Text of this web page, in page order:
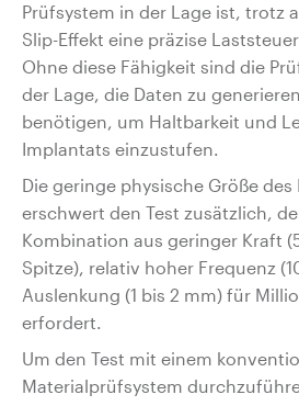
Prüfsystem in der Lage ist, trotz
Slip-Effekt eine präzise
Ohne diese Fähigkeit sind die
der Lage, die Daten zu
benötigen, um Haltbarkeit und
Implantats einzustufen.
Die geringe physische Größe
erschwert den Test zusätzlich,
Kombination aus geringer Kraft
Spitze), relativ hoher Frequenz
Auslenkung (1 bis 2 mm) für
erfordert.
Um den Test mit einem
Materialprüfsystem